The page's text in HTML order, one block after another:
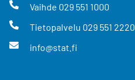
Vaihde 029 551 1000
Tietopalvelu 029 551 2220
info@stat.fi